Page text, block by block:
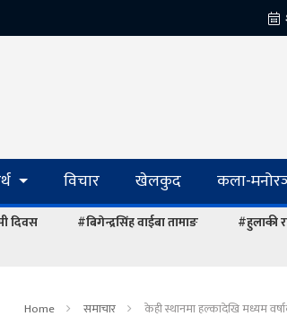
विचार खेलकुद कला-
दिवस #बिगेन्द्रसिंह वाईबा तामाङ #हुलाकी
Home समाचार केही स्थानमा हल्कादेखि मध्यम